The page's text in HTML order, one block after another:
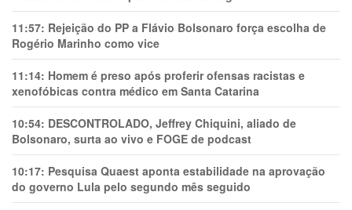
11:57: Rejeição do PP a Flávio Bolsonaro força escolha de
Rogério Marinho como vice
11:14: Homem é preso após proferir ofensas racistas e
xenofóbicas contra médico em Santa Catarina
10:54: DESCONTROLADO, Jeffrey Chiquini, aliado de
Bolsonaro, surta ao vivo e FOGE de podcast
10:17: Pesquisa Quaest aponta estabilidade na aprovação
do governo Lula pelo segundo mês seguido